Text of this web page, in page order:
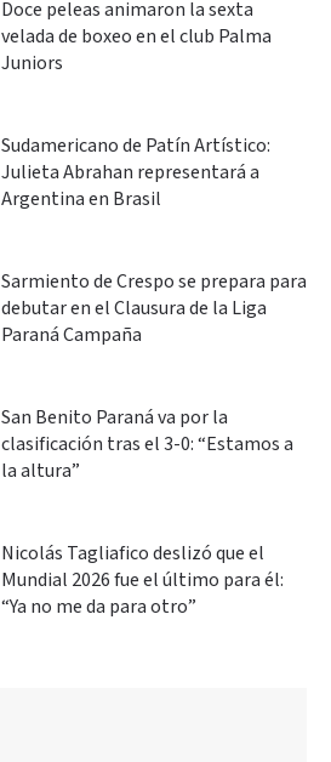
Doce peleas animaron la sexta
velada de boxeo en el club Palma
Juniors
Sudamericano de Patín Artístico:
Julieta Abrahan representará a
Argentina en Brasil
Sarmiento de Crespo se prepara para
debutar en el Clausura de la Liga
Paraná Campaña
San Benito Paraná va por la
clasificación tras el 3-0: “Estamos a
la altura”
Nicolás Tagliafico deslizó que el
Mundial 2026 fue el último para él:
“Ya no me da para otro”